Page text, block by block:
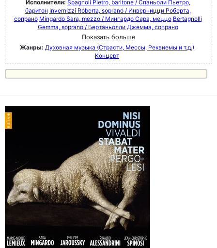
Исполнители: Spagnoli Pietro, baritone / Спаньоли Пьетро,
баритон Invernizzi Roberta, soprano / Инверницци Роберта,
сопрано Mingardo Sara, mezzo / Мингардо Сара, меццо Bertagnolli
Gemma, soprano / Бертаньолли Джемма, сопрано
Показать больше
Жанры: Духовная музыка (Страсти, Мессы, Реквиемы и т.д.)
Концерт